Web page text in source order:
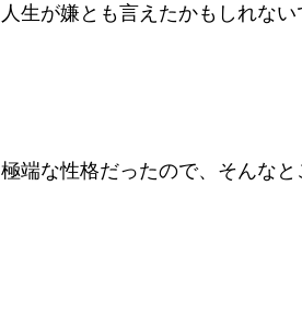
人生が嫌とも言えたかもしれない
極端な性格だったので、そんなと